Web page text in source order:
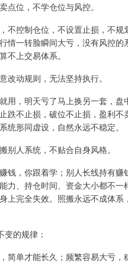
点位，不学仓位与风控。
不控制仓位，不设置止损，不规
情一转脸瞬间大亏，没有风控的
不上交易体系。
改动规则，无法坚持执行。
用，明天亏了马上换另一套，盘
跌不止损，破位不止损，盈利不
统形同虚设，自然永远不稳定。
别人系统，不贴合自身风格。
钱，你跟着学；别人长线持有赚
力、持仓时间、资金大小都不一
上完全失效。照搬永远不成体系
变的规律：
简单才能长久；频繁容易大亏，